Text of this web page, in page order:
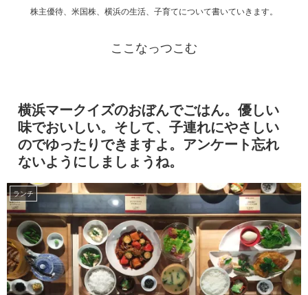
株主優待、米国株、横浜の生活、子育てについて書いていきます。
ここなっつこむ
横浜マークイズのおぼんでごはん。優しい
味でおいしい。そして、子連れにやさしい
のでゆったりできますよ。アンケート忘れ
ないようにしましょうね。
ランチ